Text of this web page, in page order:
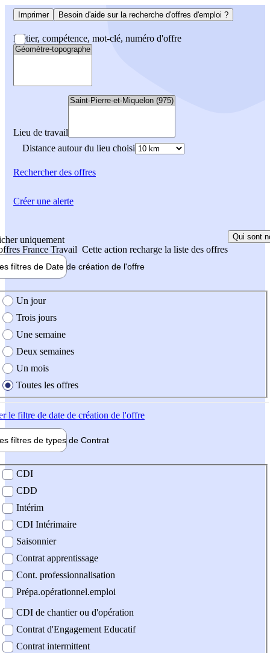
Imprimer Besoin d'aide sur la recherche d'offres d'emploi ?
Métier, compétence, mot-clé, numéro d'offre
Lieu de travail
Distance autour du lieu choisi
Rechercherdes offres
uniquement
France Travail Cette action recharge la liste des offres
Qui sont
filtres de Date de création de l'offre
création de l'offre
Un jour
Trois jours
Une semaine
Deux semaines
Un mois
Toutes les offres
le filtre de date de création de l'offre
filtres de types de Contrat
contrat
CDI
CDD
Intérim
CDI Intérimaire
Saisonnier
Contrat apprentissage
Cont. professionnalisation
Prépa.opérationnel.emploi
CDI de chantier ou d'opération
Contrat d'Engagement Educatif
Contrat intermittent
Créer une alerte